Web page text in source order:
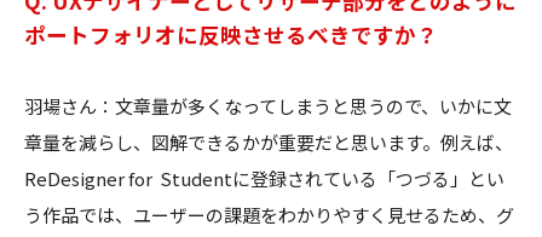
ポートフォリオに反映させるべきですか？
羽場さん：文章量が多くなってしまうと思うので、いかに文
章量を減らし、図解できるかが重要だと思います。例えば、
ReDesigner for Studentに登録されている「つづる」とい
う作品では、ユーザーの課題をわかりやすく見せるため、グ